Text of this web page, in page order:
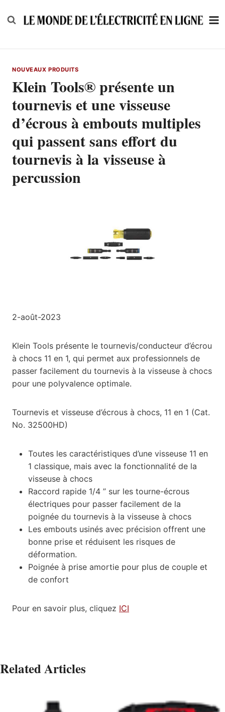
to
NOUVEAUX PRODUITS
Klein Tools® présente un
tournevis et une visseuse
d’écrous à embouts multiples
qui passent sans effort du
tournevis à la visseuse à
percussion
2-août-2023
Klein Tools présente le tournevis/conducteur d’écrou
à chocs 11 en 1, qui permet aux professionnels de
passer facilement du tournevis à la visseuse à chocs
pour une polyvalence optimale.
Tournevis et visseuse d’écrous à chocs, 11 en 1 (Cat.
No. 32500HD)
Toutes les caractéristiques d’une visseuse 11 en
1 classique, mais avec la fonctionnalité de la
visseuse à chocs
Raccord rapide 1/4 ” sur les tourne-écrous
électriques pour passer facilement de la
poignée du tournevis à la visseuse à chocs
Les embouts usinés avec précision offrent une
bonne prise et réduisent les risques de
déformation.
Poignée à prise amortie pour plus de couple et
de confort
Pour en savoir plus, cliquez ICI
Related Articles